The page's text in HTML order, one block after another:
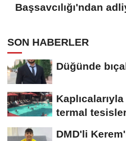
Başsavcılığı'ndan
SON HABERLER
Düğünde
termal
DMD'li